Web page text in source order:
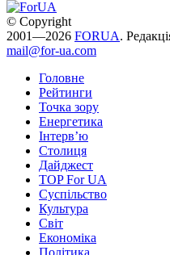
© Copyright
2001—2026 FORUA.
mail@for-ua.com
Головне
Рейтинги
Точка зору
Енергетика
Інтерв’ю
Столиця
Дайджест
TOP For UA
Суспiльство
Культура
Світ
Економіка
Політика